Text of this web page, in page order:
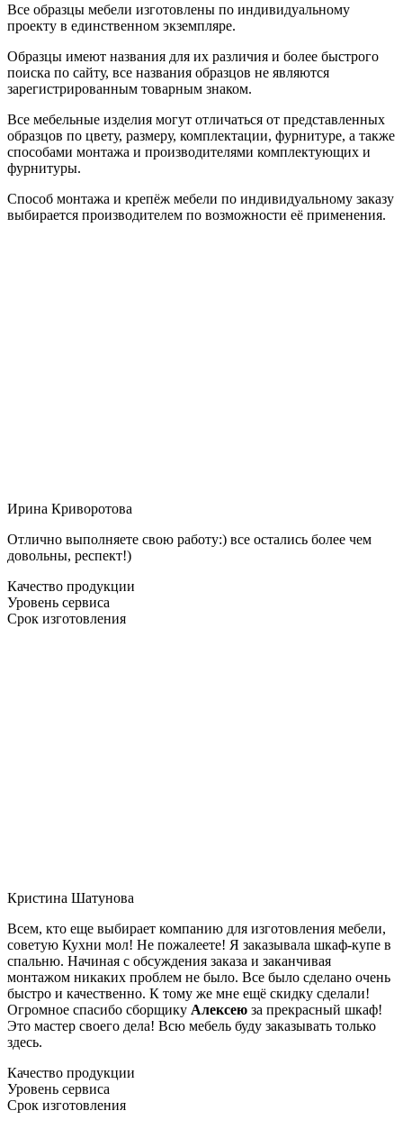
Все образцы мебели изготовлены по индивидуальному
проекту в единственном экземпляре.
Образцы имеют названия для их различия и более быстрого
поиска по сайту, все названия образцов не являются
зарегистрированным товарным знаком.
Все мебельные изделия могут отличаться от представленных
образцов по цвету, размеру, комплектации, фурнитуре, а также
способами монтажа и производителями комплектующих и
фурнитуры.
Способ монтажа и крепёж мебели по индивидуальному заказу
выбирается производителем по возможности её применения.
Ирина Криворотова
Отлично выполняете свою работу:) все остались более чем
довольны, респект!)
Качество продукции
Уровень сервиса
Срок изготовления
Кристина Шатунова
Всем, кто еще выбирает компанию для изготовления мебели,
советую Кухни мол! Не пожалеете! Я заказывала шкаф-купе в
спальню. Начиная с обсуждения заказа и заканчивая
монтажом никаких проблем не было. Все было сделано очень
быстро и качественно. К тому же мне ещё скидку сделали!
Огромное спасибо сборщику Алексею за прекрасный шкаф!
Это мастер своего дела! Всю мебель буду заказывать только
здесь.
Качество продукции
Уровень сервиса
Срок изготовления